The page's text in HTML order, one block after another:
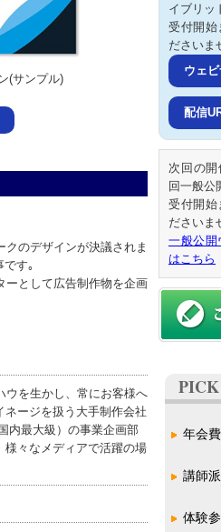
(サンプル)
のデザインが決議されま
す｡
ーとして広告制作物を企画
ウを生かし、常にお客様へ
ージを扱う大手制作会社
内最大級）の事業企画部
々なメディアで活躍の場
イブリッ
受付開始
ださいま
ウェ
配信
次回の
回一般公
受付開始
ださいま
一般公開
はこちら
年会
講師
体験